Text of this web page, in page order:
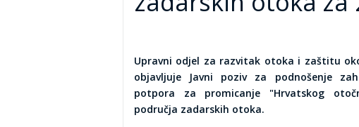
Upravni odjel za razvitak otoka i zaštitu
objavljuje Javni poziv za podnošenje
potpora za promicanje "Hrvatskog
područja zadarskih otoka.